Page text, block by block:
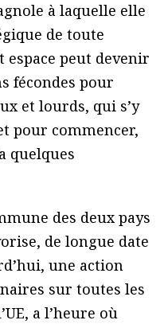
à laquelle elle
de toute
peut devenir
fécondes pour
et lourds, qui s’y
pour commencer,
quelques
des deux pays
de longue date
une action
sur toutes les
a l’heure où